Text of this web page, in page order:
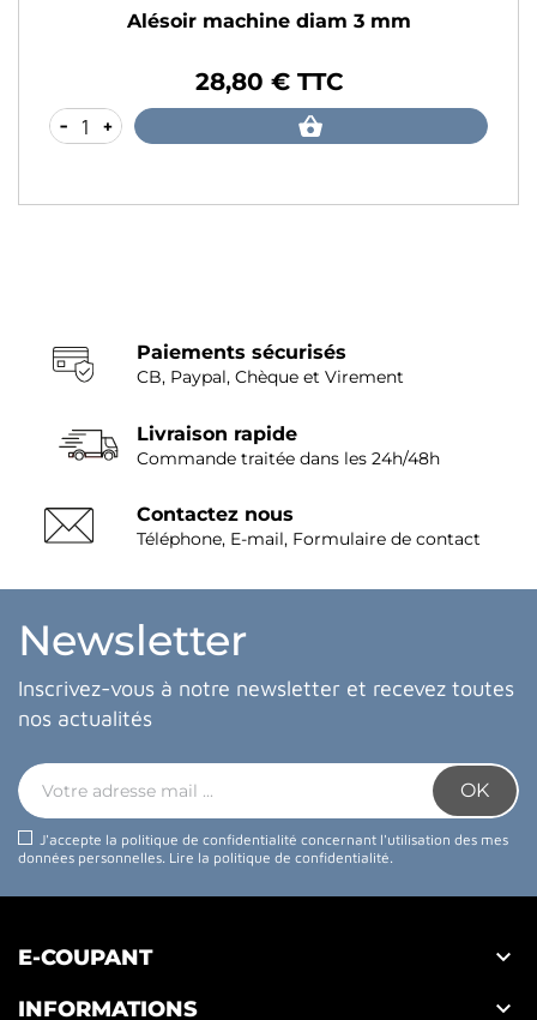
Alésoir machine diam 3 mm
28,80 € TTC
- +
Paiements sécurisés
CB, Paypal, Chèque et Virement
Livraison rapide
Commande traitée dans les 24h/48h
Contactez nous
Téléphone, E-mail, Formulaire de contact
Newsletter
Inscrivez-vous à notre newsletter et recevez toutes
nos actualités
J'accepte la politique de confidentialité concernant l'utilisation des mes
données personnelles. Lire la politique de confidentialité.
E-COUPANT 
INFORMATIONS 